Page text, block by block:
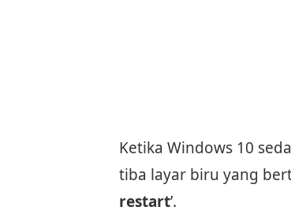
Ketika Windows 10
tiba layar biru yang
restart’.